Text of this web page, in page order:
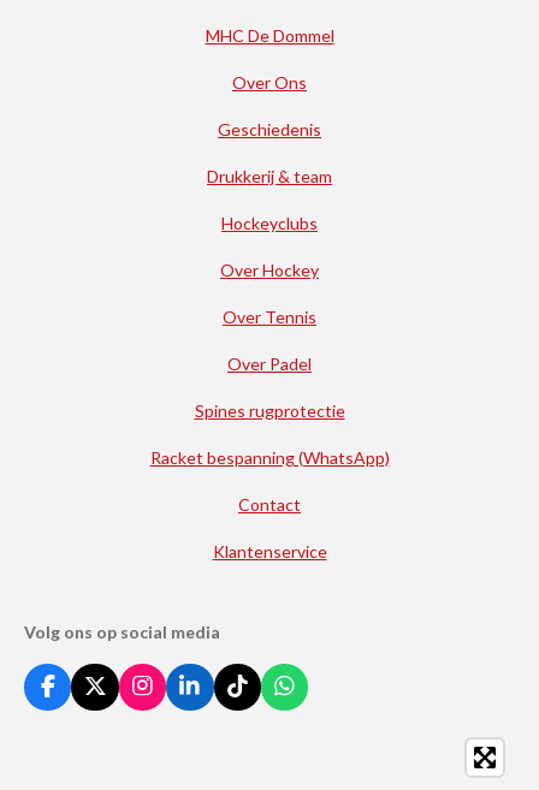
MHC De Dommel
Over Ons
Geschiedenis
Drukkerij & team
Hockeyclubs
Over Hockey
Over Tennis
Over Padel
Spines rugprotectie
Racket bespanning (WhatsApp)
Contact
Klantenservice
Volg ons op social media
F
a
X
I
n
L
i
T
i
W
h